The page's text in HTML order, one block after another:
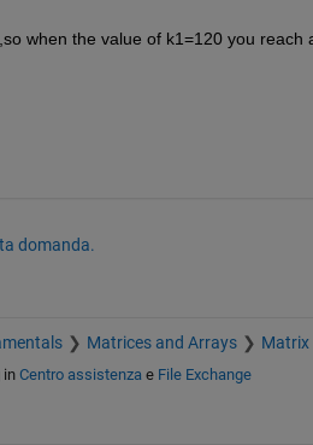
when the value of k1=120 you reach
domanda.
Matrices and Arrays Matrix
in Centro assistenza e File Exchange